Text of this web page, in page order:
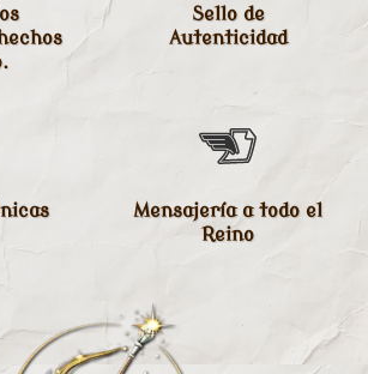
Sello de
Autenticidad
Mensajería a todo el
Reino